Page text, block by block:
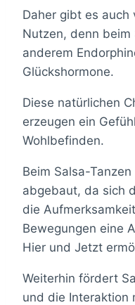
Daher gibt es auch
Nutzen, denn
anderem
Glückshormone.
Diese natürlichen
erzeugen ein
Wohlbefinden.
Beim Salsa-
abgebaut, da sich
die
Bewegungen eine
Hier und Jetzt
Weiterhin fördert
und die Interaktion